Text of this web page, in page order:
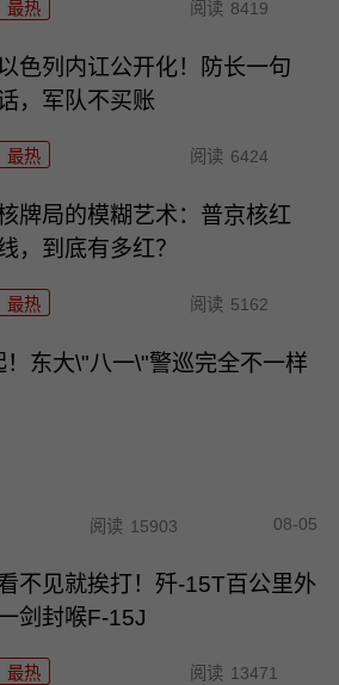
最热 阅读 8419
以色列内讧公开化！防长一句
，军队不买账
最热 阅读 6424
牌局的模糊艺术：普京核红
，到底有多红？
最热 阅读 5162
东大\"八一\"警巡完全不一样
阅读 15903 08-05
不见就挨打！歼-15T百公里外
剑封喉F-15J
最热 阅读 13471